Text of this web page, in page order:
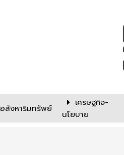
อสังหาริมทรัพย์
เศรษฐกิจ-
นโยบาย